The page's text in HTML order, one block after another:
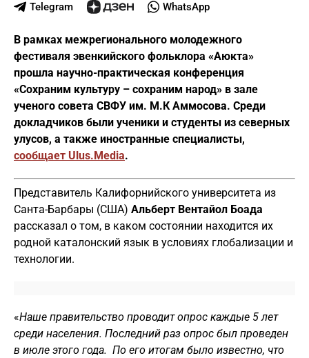
Telegram WhatsApp
В рамках межрегионального молодежного
фестиваля эвенкийского фольклора «Аюкта»
прошла научно-практическая конференция
«Сохраним культуру – сохраним народ» в зале
ученого совета СВФУ им. М.К Аммосова. Среди
докладчиков были ученики и студенты из северных
улусов, а также иностранные специалисты,
сообщает Ulus.Media.
Представитель Калифорнийского университета из
Санта-Барбары (США) Альберт Вентайол Боада
рассказал о том, в каком состоянии находится их
родной каталонский язык в условиях глобализации и
технологии.
«Наше правительство проводит опрос каждые 5 лет
среди населения. Последний раз опрос был проведен
в июле этого года. По его итогам было известно, что